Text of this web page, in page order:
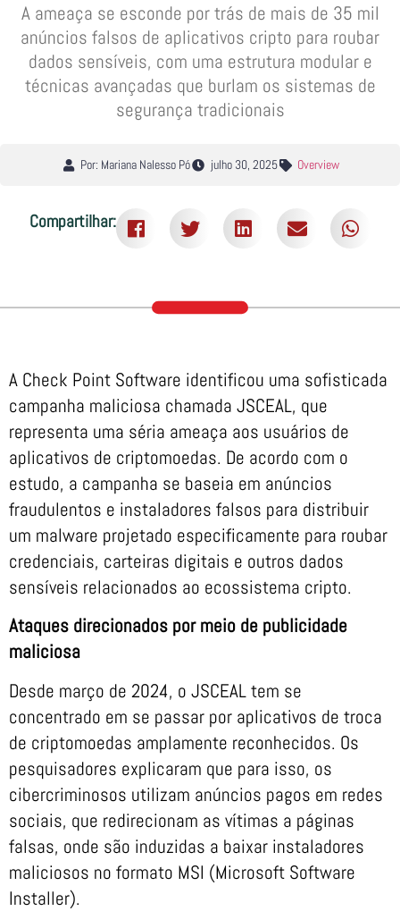
A ameaça se esconde por trás de mais de 35 mil
anúncios falsos de aplicativos cripto para roubar
dados sensíveis, com uma estrutura modular e
técnicas avançadas que burlam os sistemas de
segurança tradicionais
Por: Mariana Nalesso Pó julho 30, 2025 Overview
Compartilhar:
A Check Point Software identificou uma sofisticada
campanha maliciosa chamada JSCEAL, que
representa uma séria ameaça aos usuários de
aplicativos de criptomoedas. De acordo com o
estudo, a campanha se baseia em anúncios
fraudulentos e instaladores falsos para distribuir
um malware projetado especificamente para roubar
credenciais, carteiras digitais e outros dados
sensíveis relacionados ao ecossistema cripto.
Ataques direcionados por meio de publicidade
maliciosa
Desde março de 2024, o JSCEAL tem se
concentrado em se passar por aplicativos de troca
de criptomoedas amplamente reconhecidos. Os
pesquisadores explicaram que para isso, os
cibercriminosos utilizam anúncios pagos em redes
sociais, que redirecionam as vítimas a páginas
falsas, onde são induzidas a baixar instaladores
maliciosos no formato MSI (Microsoft Software
Installer).